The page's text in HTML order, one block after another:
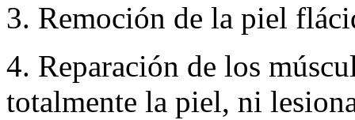
3. Remoción de la piel
4. Reparación de los
totalmente la piel, ni